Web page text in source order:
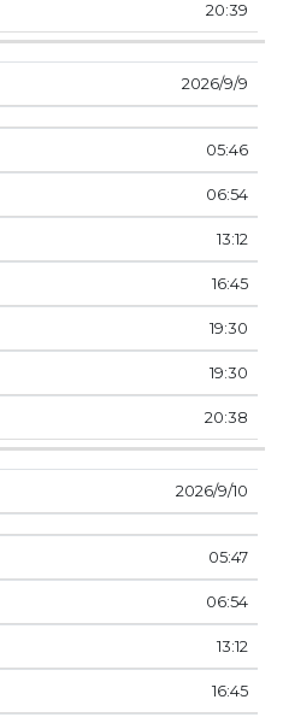
20:39
9‏‏/9‏‏/2026
05:46
06:54
13:12
16:45
19:30
19:30
20:38
10‏‏/9‏‏/2026
05:47
06:54
13:12
16:45